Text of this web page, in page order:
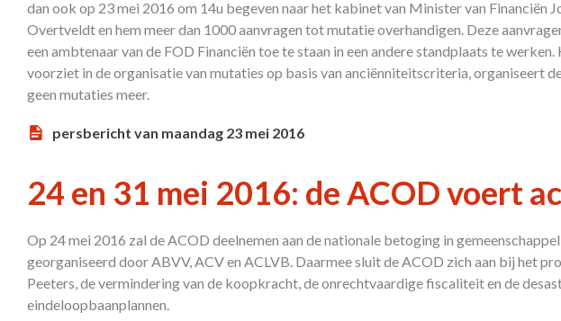
dan ook op 23 mei 2016 om 14u begeven naar het kabinet van Minister van Financiën
Overtveldt en hem meer dan 1000 aanvragen tot mutatie overhandigen. Deze
een ambtenaar van de FOD Financiën toe te staan in een andere standplaats te
voorziet in de organisatie van mutaties op basis van anciënniteitscriteria, organiseert
geen mutaties meer.
persbericht van maandag 23 mei 2016
24 en 31 mei 2016: de ACOD voert
Op 24 mei 2016 zal de ACOD deelnemen aan de nationale betoging in
georganiseerd door ABVV, ACV en ACLVB. Daarmee sluit de ACOD zich aan bij het
Peeters, de vermindering van de koopkracht, de onrechtvaardige fiscaliteit en de
eindeloopbaanplannen.